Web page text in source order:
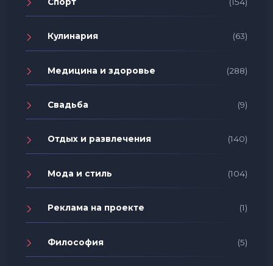
Кулинария (63)
Медицина и здоровье (288)
Свадьба (9)
Отдых и развлечения (140)
Мода и стиль (104)
Реклама на проекте (1)
Философия (5)